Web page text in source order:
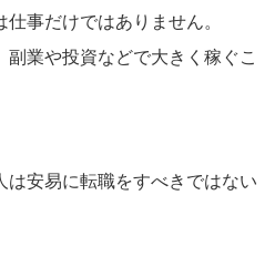
事だけではありません。
業や投資などで大きく稼ぐこ
は安易に転職をすべきではない